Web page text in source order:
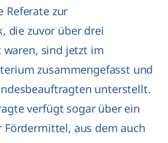
Referate zur
die zuvor über drei
sind jetzt im
zusammengefasst und
unterstellt.
verfügt sogar über ein
Fördermittel, aus dem auch